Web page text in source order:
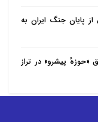
پایان جنگ ایران به
«حوزهٔ پیشرو» در تراز